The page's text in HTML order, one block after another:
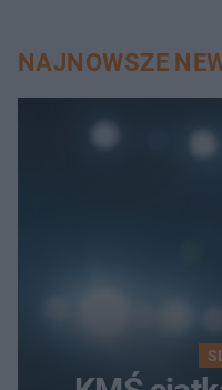
NAJNOWSZE